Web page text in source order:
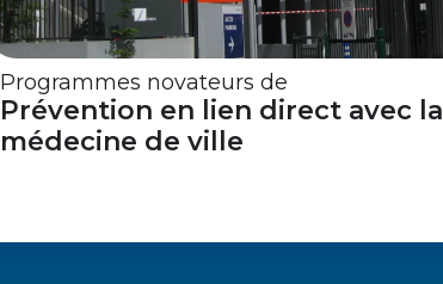
Programmes novateurs de
Prévention en lien direct avec la
médecine de ville